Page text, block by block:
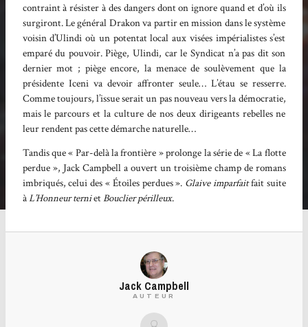
contraint à résister à des dangers dont on ignore quand et d’où ils
surgiront. Le général Drakon va partir en mission dans le système
voisin d’Ulindi où un potentat local aux visées impérialistes s’est
emparé du pouvoir. Piège, Ulindi, car le Syndicat n’a pas dit son
dernier mot ; piège encore, la menace de soulèvement que la
présidente Iceni va devoir affronter seule… L’étau se resserre.
Comme toujours, l’issue serait un pas nouveau vers la démocratie,
mais le parcours et la culture de nos deux dirigeants rebelles ne
leur rendent pas cette démarche naturelle…
Tandis que « Par-delà la frontière » prolonge la série de « La flotte
perdue », Jack Campbell a ouvert un troisième champ de romans
imbriqués, celui des « Étoiles perdues ». Glaive imparfaitfait suite
àL’Honneur ternietBouclier périlleux.
Jack Campbell
AUTEUR